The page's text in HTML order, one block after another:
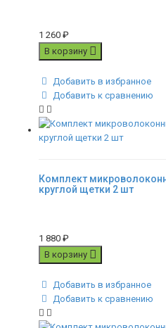
1 260 ₽
В корзину
Добавить в избранное
Добавить к сравнению
Комплект
круглой щетки 2 шт
1 880 ₽
В корзину
Добавить в избранное
Добавить к сравнению